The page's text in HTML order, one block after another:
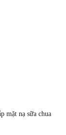
mặt nạ sữa chua